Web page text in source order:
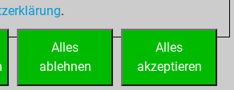
.
Alles
akzeptieren
Alles
ablehnen